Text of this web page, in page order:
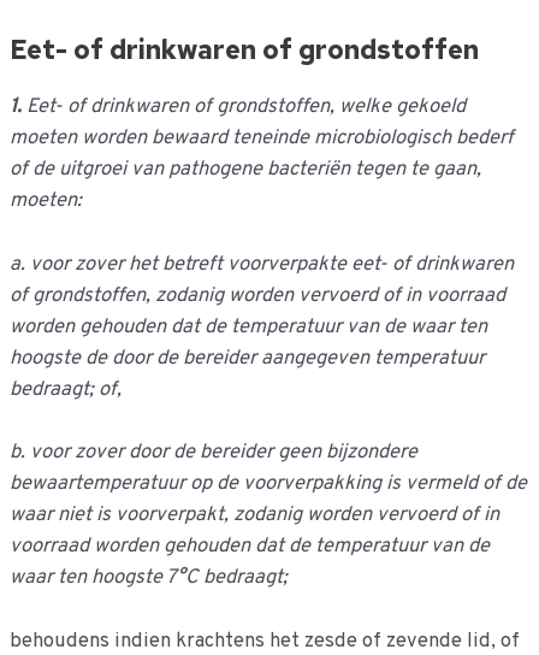
Eet- of drinkwaren of grondstoffen
1. Eet- of drinkwaren of grondstoffen, welke gekoeld
moeten worden bewaard teneinde microbiologisch bederf
of de uitgroei van pathogene bacteriën tegen te gaan,
moeten:
a. voor zover het betreft voorverpakte eet- of drinkwaren
of grondstoffen, zodanig worden vervoerd of in voorraad
worden gehouden dat de temperatuur van de waar ten
hoogste de door de bereider aangegeven temperatuur
bedraagt; of,
b. voor zover door de bereider geen bijzondere
bewaartemperatuur op de voorverpakking is vermeld of de
waar niet is voorverpakt, zodanig worden vervoerd of in
voorraad worden gehouden dat de temperatuur van de
waar ten hoogste 7°C bedraagt;
behoudens indien krachtens het zesde of zevende lid, of